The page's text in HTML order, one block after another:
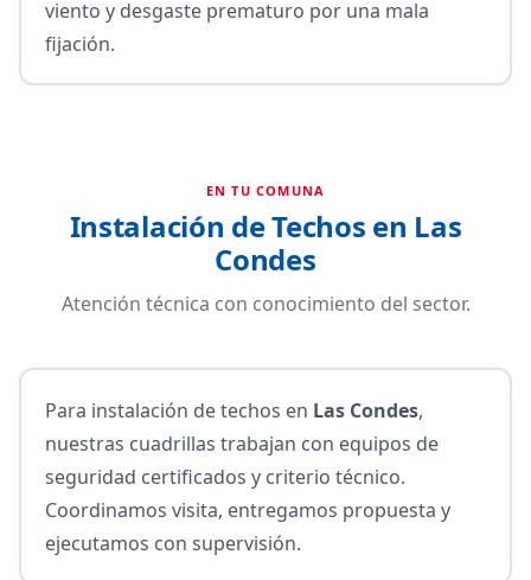
viento y desgaste prematuro por una mala
fijación.
EN TU COMUNA
Instalación de Techos en Las
Condes
Atención técnica con conocimiento del sector.
Para instalación de techos en Las Condes,
nuestras cuadrillas trabajan con equipos de
seguridad certificados y criterio técnico.
Coordinamos visita, entregamos propuesta y
ejecutamos con supervisión.